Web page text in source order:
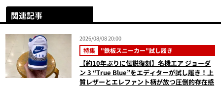
関連記事
2026/08/08 20:00
特集 "鉄板スニーカー"試し履き
【約10年ぶりに伝説復刻】名機エア ジョーダ
ン 3 “True Blue”をエディターが試し履き！上
質レザーとエレファント柄が放つ圧倒的存在感